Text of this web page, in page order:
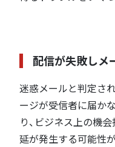
配信が失敗しメ
迷惑メールと判定さ
ージが受信者に届か
り、ビジネス上の機
延が発生する可能性